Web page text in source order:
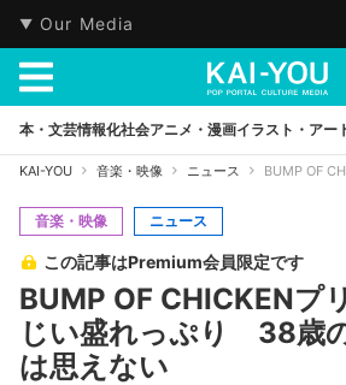
Our Media
本・文芸情報化社会アニメ・漫画イラスト・アー
KAI-YOU 音楽・映像 ニュース BUMP OF
音楽・映像 ニュース
この記事はPremium会員限定です
BUMP OF CHICKENプ
じい盛れっぷり 38歳
は思えない